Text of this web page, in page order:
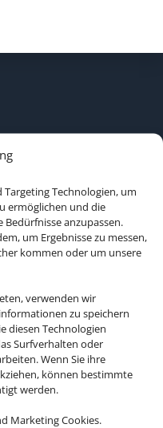
Technologien, um
ermöglichen und die
Bedürfnisse anzupassen.
um Ergebnisse zu messen,
kommen oder um unsere
verwenden wir
zu speichern
diesen Technologien
Surfverhalten oder
Wenn Sie ihre
können bestimmte
werden.
Marketing Cookies.
|Online Check-In
|
Blacklisted